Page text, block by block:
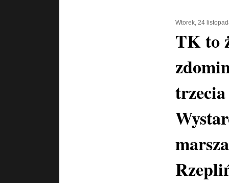
Wtorek, 24
TK to